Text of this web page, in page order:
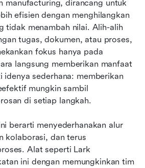
manufacturing, dirancang untuk
efisien dengan menghilangkan
tidak menambah nilai. Alih-alih
tugas, dokumen, atau proses,
fokus hanya pada
langsung memberikan manfaat
idenya sederhana: memberikan
mungkin sambil
di setiap langkah.
berarti menyederhanakan alur
kolaborasi, dan terus
Alat seperti Lark
ini dengan memungkinkan tim